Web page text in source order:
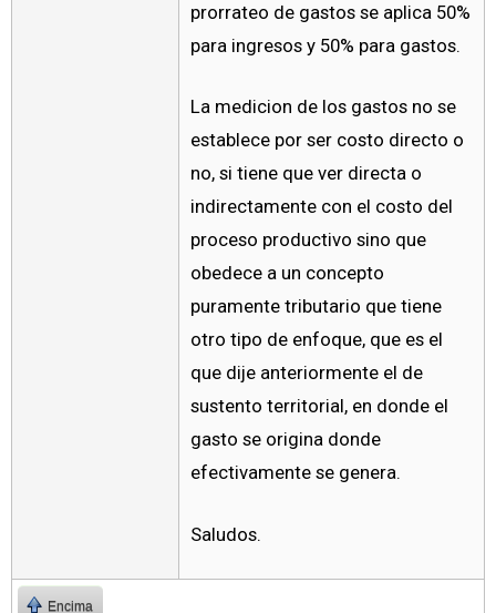
prorrateo de gastos se aplica 50%
para ingresos y 50% para gastos.
La medicion de los gastos no se
establece por ser costo directo o
no, si tiene que ver directa o
indirectamente con el costo del
proceso productivo sino que
obedece a un concepto
puramente tributario que tiene
otro tipo de enfoque, que es el
que dije anteriormente el de
sustento territorial, en donde el
gasto se origina donde
efectivamente se genera.
Saludos.
Encima